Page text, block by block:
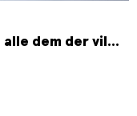
dem der vil...